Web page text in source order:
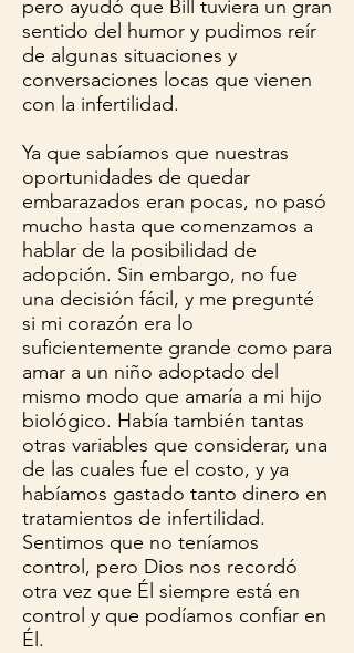
pero ayudó que Bill tuviera un gran
sentido del humor y pudimos reír
de algunas situaciones y
conversaciones locas que vienen
con la infertilidad.
Ya que sabíamos que nuestras
oportunidades de quedar
embarazados eran pocas, no pasó
mucho hasta que comenzamos a
hablar de la posibilidad de
adopción. Sin embargo, no fue
una decisión fácil, y me pregunté
si mi corazón era lo
suficientemente grande como para
amar a un niño adoptado del
mismo modo que amaría a mi hijo
biológico. Había también tantas
otras variables que considerar, una
de las cuales fue el costo, y ya
habíamos gastado tanto dinero en
tratamientos de infertilidad.
Sentimos que no teníamos
control, pero Dios nos recordó
otra vez que Él siempre está en
control y que podíamos confiar en
Él.